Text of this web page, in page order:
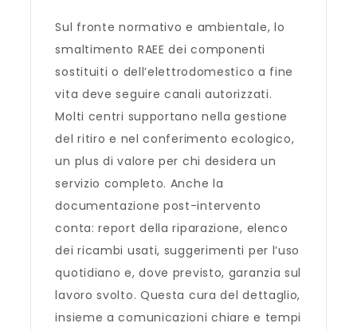
Sul fronte normativo e ambientale, lo
smaltimento RAEE dei componenti
sostituiti o dell’elettrodomestico a fine
vita deve seguire canali autorizzati.
Molti centri supportano nella gestione
del ritiro e nel conferimento ecologico,
un plus di valore per chi desidera un
servizio completo. Anche la
documentazione post-intervento
conta: report della riparazione, elenco
dei ricambi usati, suggerimenti per l’uso
quotidiano e, dove previsto, garanzia sul
lavoro svolto. Questa cura del dettaglio,
insieme a comunicazioni chiare e tempi